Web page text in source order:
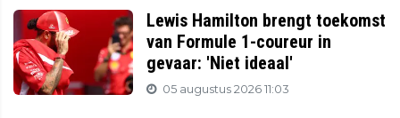
Lewis Hamilton brengt toekomst
van Formule 1-coureur in
gevaar: 'Niet ideaal'
05 augustus 2026 11:03